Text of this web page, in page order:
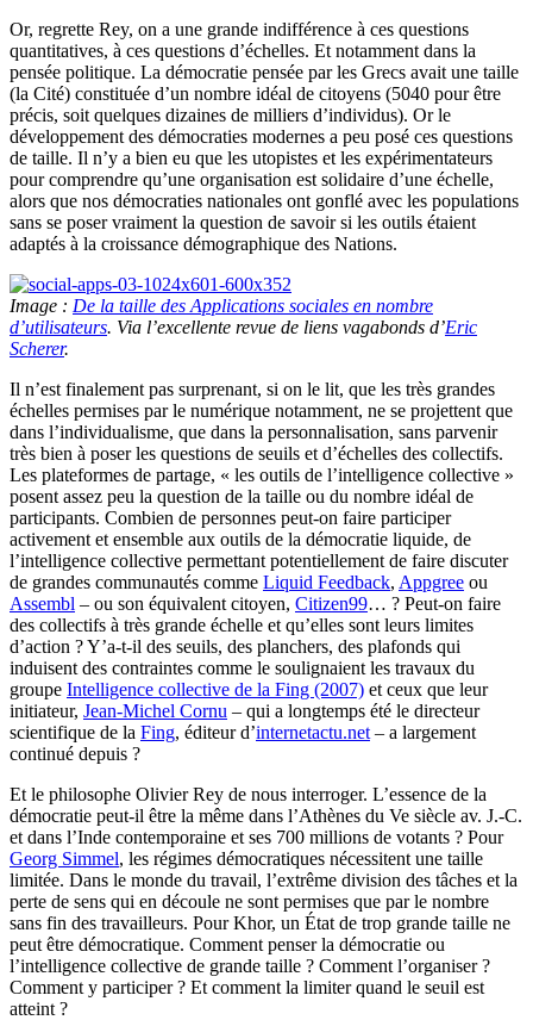
Or, regrette Rey, on a une grande indifférence à ces questions
quantitatives, à ces questions d’échelles. Et notamment dans la
pensée politique. La démocratie pensée par les Grecs avait une taille
(la Cité) constituée d’un nombre idéal de citoyens (5040 pour être
précis, soit quelques dizaines de milliers d’individus). Or le
développement des démocraties modernes a peu posé ces questions
de taille. Il n’y a bien eu que les utopistes et les expérimentateurs
pour comprendre qu’une organisation est solidaire d’une échelle,
alors que nos démocraties nationales ont gonflé avec les populations
sans se poser vraiment la question de savoir si les outils étaient
adaptés à la croissance démographique des Nations.
Image : De la taille des Applications sociales en nombre
d’utilisateurs. Via l’excellente revue de liens vagabonds d’Eric
Scherer.
Il n’est finalement pas surprenant, si on le lit, que les très grandes
échelles permises par le numérique notamment, ne se projettent que
dans l’individualisme, que dans la personnalisation, sans parvenir
très bien à poser les questions de seuils et d’échelles des collectifs.
Les plateformes de partage, « les outils de l’intelligence collective »
posent assez peu la question de la taille ou du nombre idéal de
participants. Combien de personnes peut-on faire participer
activement et ensemble aux outils de la démocratie liquide, de
l’intelligence collective permettant potentiellement de faire discuter
de grandes communautés comme Liquid Feedback, Appgree ou
Assembl – ou son équivalent citoyen, Citizen99… ? Peut-on faire
des collectifs à très grande échelle et qu’elles sont leurs limites
d’action ? Y’a-t-il des seuils, des planchers, des plafonds qui
induisent des contraintes comme le soulignaient les travaux du
groupe Intelligence collective de la Fing (2007) et ceux que leur
initiateur, Jean-Michel Cornu – qui a longtemps été le directeur
scientifique de la Fing, éditeur d’internetactu.net – a largement
continué depuis ?
Et le philosophe Olivier Rey de nous interroger. L’essence de la
démocratie peut-il être la même dans l’Athènes du Ve siècle av. J.-C.
et dans l’Inde contemporaine et ses 700 millions de votants ? Pour
Georg Simmel, les régimes démocratiques nécessitent une taille
limitée. Dans le monde du travail, l’extrême division des tâches et la
perte de sens qui en découle ne sont permises que par le nombre
sans fin des travailleurs. Pour Khor, un État de trop grande taille ne
peut être démocratique. Comment penser la démocratie ou
l’intelligence collective de grande taille ? Comment l’organiser ?
Comment y participer ? Et comment la limiter quand le seuil est
atteint ?